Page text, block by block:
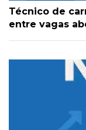
Técnico de
entre vagas